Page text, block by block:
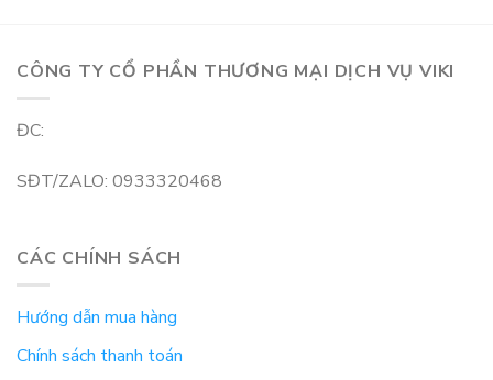
CÔNG TY CỔ PHẦN THƯƠNG MẠI DỊCH VỤ VIKI
ĐC:
SĐT/ZALO: 0933320468
CÁC CHÍNH SÁCH
Hướng dẫn mua hàng
Chính sách thanh toán